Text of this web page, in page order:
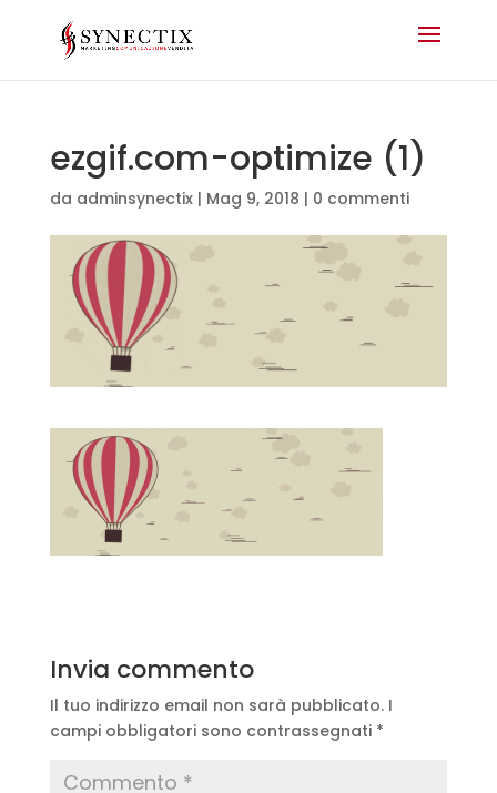
ezgif.com-optimize (1)
da adminsynectix| Mag 9, 2018 | 0 commenti
Invia commento
Il tuo indirizzo email non sarà pubblicato. I
campi obbligatori sono contrassegnati *